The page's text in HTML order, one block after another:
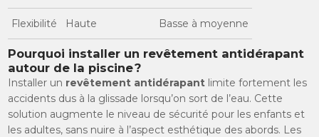
Flexibilité Haute Basse à moyenne
Pourquoi installer un revêtement antidérapant
autour de la piscine ?
Installer un revêtement antidérapant limite fortement les
accidents dus à la glissade lorsqu’on sort de l’eau. Cette
solution augmente le niveau de sécurité pour les enfants et
les adultes, sans nuire à l’aspect esthétique des abords. Les